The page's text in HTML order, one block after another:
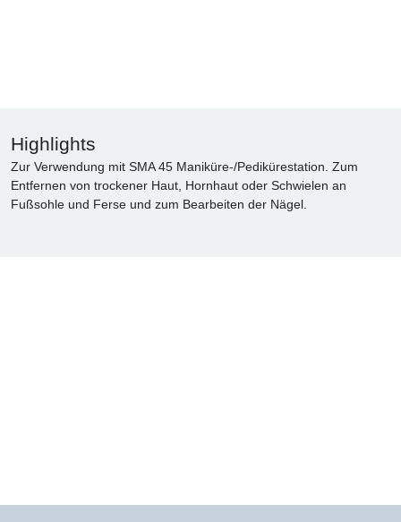
Highlights
Zur Verwendung mit SMA 45 Maniküre-/Pedikürestation. Zum
Entfernen von trockener Haut, Hornhaut oder Schwielen an
Fußsohle und Ferse und zum Bearbeiten der Nägel.